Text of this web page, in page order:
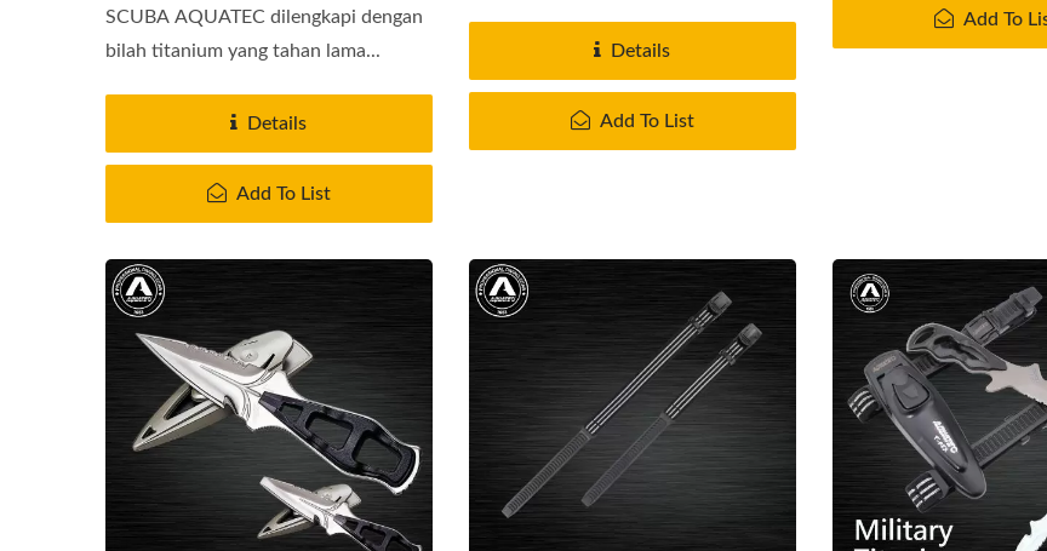
SCUBA AQUATEC dilengkapi dengan
bilah titanium yang tahan lama...
Details
Add To List
Details
Add To List
Add To
Sistem Penapis Udara
Guardian Siri
Jaket Pelampung UDT/NAVY
SEAL
Sistem Penapis
Guardian Siri